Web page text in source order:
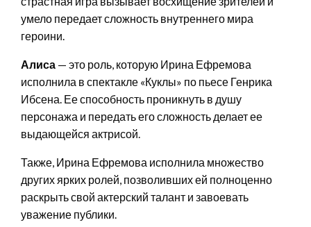
умело передает сложность внутреннего мира
героини.
Алиса — это роль, которую Ирина Ефремова
исполнила в спектакле «Куклы» по пьесе Генрика
Ибсена. Ее способность проникнуть в душу
персонажа и передать его сложность делает ее
выдающейся актрисой.
Также, Ирина Ефремова исполнила множество
других ярких ролей, позволивших ей полноценно
раскрыть свой актерский талант и завоевать
уважение публики.